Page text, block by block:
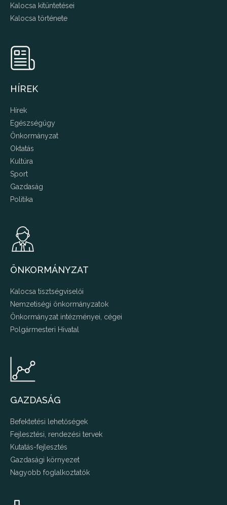
Kalocsa kitüntetései
Kalocsa története
HÍREK
Hírek
Egészségügy
Önkormányzat
Oktatás
Kultúra
Sport
Gazdaság
Politika
ÖNKORMÁNYZAT
Kalocsa tisztségviselői
Nemzetiségi önkormányzatok
Önkormányzat intézményei, cégei
Polgármesteri Hivatal
GAZDASÁG
Befektetési lehetőségek
Fejlesztési, rendezési tervek
Kutatás-fejlesztés
Gazdasági környezet
Nagyobb foglalkoztatók